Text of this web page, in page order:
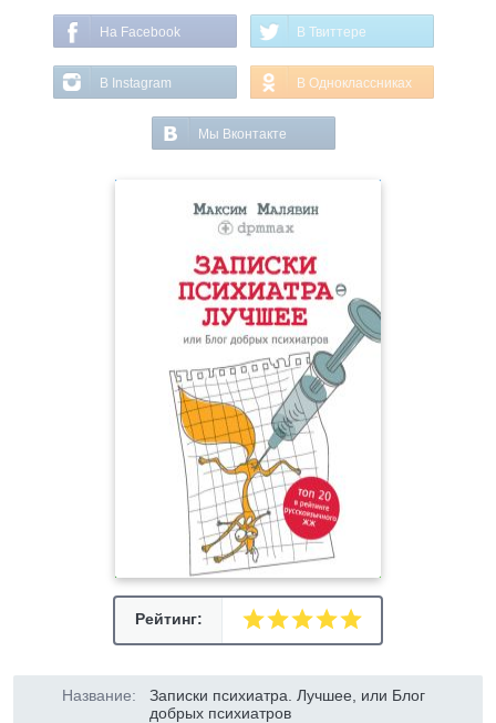
На Facebook В Твиттере
В Instagram В Одноклассниках
Мы Вконтакте
Рейтинг:
Название:
Записки психиатра. Лучшее, или Блог
добрых психиатров